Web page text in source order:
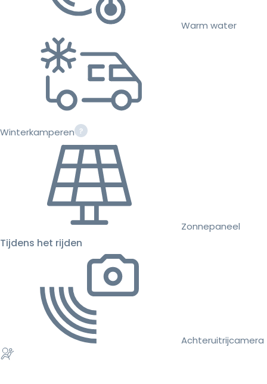
Warm water
Winterkamperen
Zonnepaneel
Tijdens het rijden
Achteruitrijcamera